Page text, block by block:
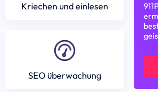
Kriechen und einlesen
SEO überwachung